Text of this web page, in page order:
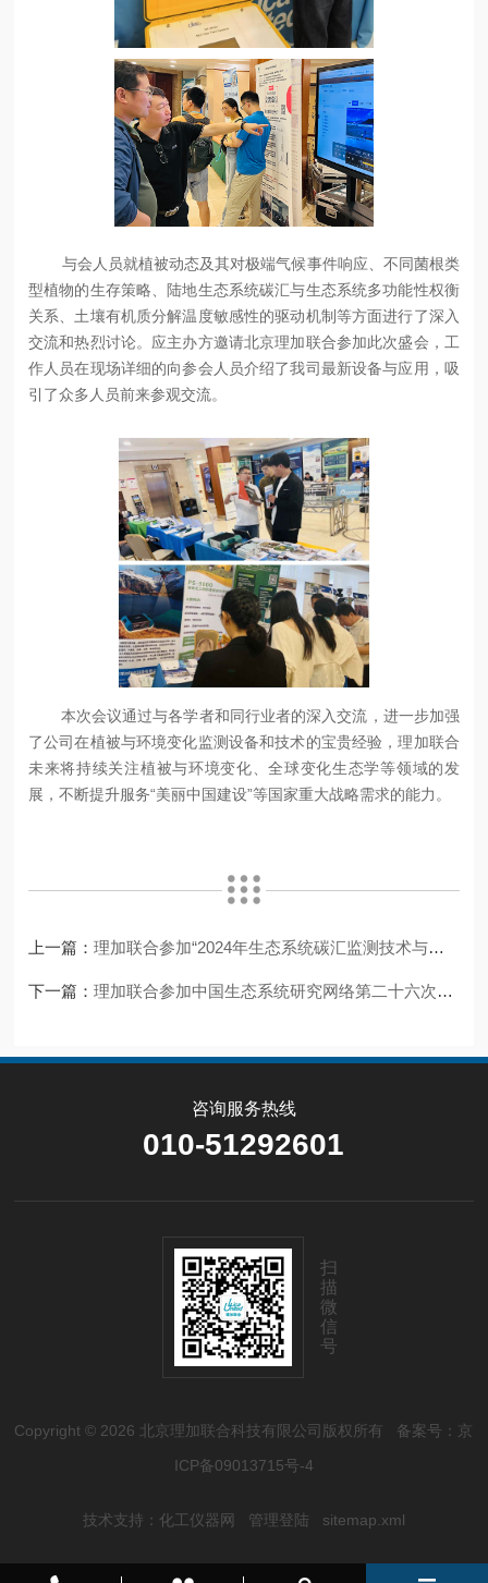
与会人员就植被动态及其对极端气候事件响应、不同菌根类
型植物的生存策略、陆地生态系统碳汇与生态系统多功能性权衡
关系、土壤有机质分解温度敏感性的驱动机制等方面进行了深入
交流和热烈讨论。应主办方邀请北京理加联合参加此次盛会，工
作人员在现场详细的向参会人员介绍了我司最新设备与应用，吸
引了众多人员前来参观交流。
本次会议通过与各学者和同行业者的深入交流，进一步加强
了公司在植被与环境变化监测设备和技术的宝贵经验，理加联合
未来将持续关注植被与环境变化、全球变化生态学等领域的发
展，不断提升服务“美丽中国建设”等国家重大战略需求的能力。
上一篇：理加联合参加“2024年生态系统碳汇监测技术与核算方法高级研修班”
下一篇：理加联合参加中国生态系统研究网络第二十六次工作会议
咨询服务热线
010-51292601
扫
描
微
信
号
Copyright © 2026 北京理加联合科技有限公司版权所有 备案号：京
ICP备09013715号-4
技术支持： 化工仪器网 管理登陆 sitemap.xml